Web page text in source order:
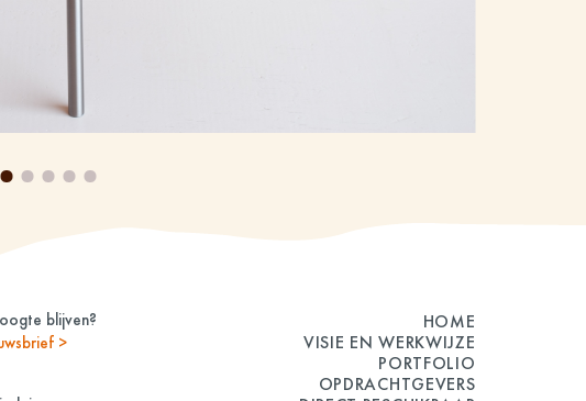
blijven?
>
HOME
VISIE EN WERKWIJZE
PORTFOLIO
OPDRACHTGEVERS